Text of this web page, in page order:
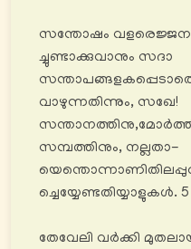
സന്തോഷം
ച്ചുണ്ടാക്കുവാനും സദാ
വാഴുന്നതിന്നും, സഖേ!
സമ്പത്തിനും, നല്ലതാ-
ച്ചെയ്യേണ്ടതിയ്യാളുകൾ. 5
തേവേലി വർക്കി